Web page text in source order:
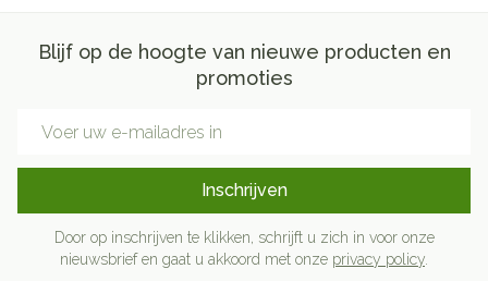
Blijf op de hoogte van nieuwe producten en
promoties
Inschrijven
Door op inschrijven te klikken, schrijft u zich in voor onze
nieuwsbrief en gaat u akkoord met onze privacy policy